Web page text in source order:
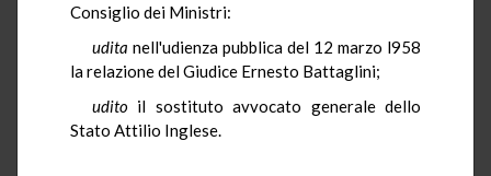
Consiglio dei Ministri:
udita nell'udienza pubblica del 12 marzo l958
la relazione del Giudice Ernesto Battaglini;
udito il sostituto avvocato generale dello
Stato Attilio Inglese.